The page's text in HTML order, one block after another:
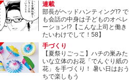
連載
部長がヘッドハンティング!? で
も会話の中身は子どものオペレ
ーション!?【こんな上司と働き
たいわけでして！58】
手づくり
【夏祭りごっこ】ハチの巣みた
いな立体のお花「でんぐり紙の
花」を手づくり！ 暑い日はおう
ちで楽しもう